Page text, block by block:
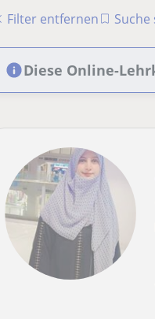
Filter entfernen
Diese Online-